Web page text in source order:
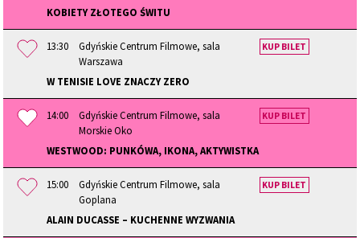
KOBIETY ZŁOTEGO ŚWITU
13:30
Gdyńskie Centrum Filmowe, sala
Warszawa
W TENISIE LOVE ZNACZY ZERO
KUP BILET
14:00
Gdyńskie Centrum Filmowe, sala
Morskie Oko
WESTWOOD: PUNKÓWA, IKONA, AKTYWISTKA
KUP BILET
15:00
Gdyńskie Centrum Filmowe, sala
Goplana
ALAIN DUCASSE – KUCHENNE WYZWANIA
KUP BILET